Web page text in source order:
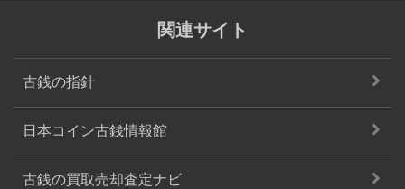
関連サイト
古銭の指針
日本コイン古銭情報館
古銭の買取売却査定ナビ